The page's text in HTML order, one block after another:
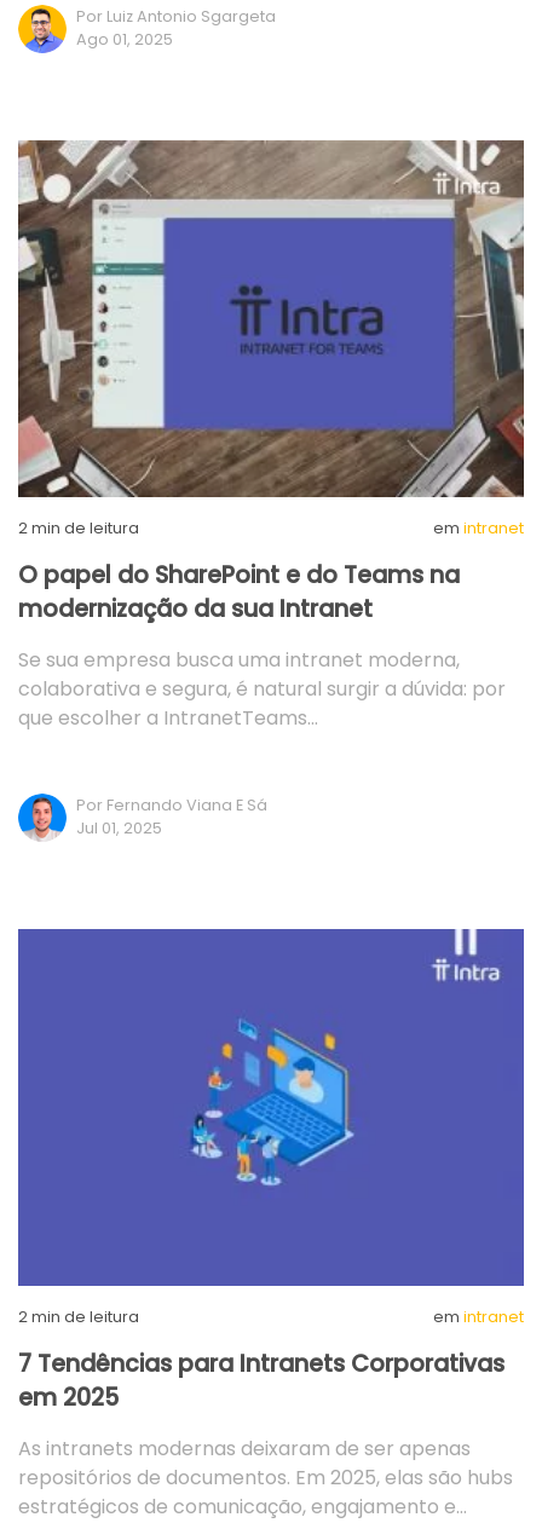
Por Luiz Antonio Sgargeta
Ago 01, 2025
2min de leitura em intranet
O papel do SharePoint e do Teams na
modernização da sua Intranet
Se sua empresa busca uma intranet moderna,
colaborativa e segura, é natural surgir a dúvida: por
que escolher a IntranetTeams…
Por Fernando Viana E Sá
Jul 01, 2025
2min de leitura em intranet
7 Tendências para Intranets Corporativas
em 2025
As intranets modernas deixaram de ser apenas
repositórios de documentos. Em 2025, elas são hubs
estratégicos de comunicação, engajamento e…